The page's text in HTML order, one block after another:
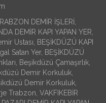
DEMİR İŞLERİ,
DEMİR KAPI YAPAN YER,
Ustası, BEŞİKDÜZÜ KAPI
Satan Yer, BEŞİKDÜZÜ
Beşikdüzü Çamaşırlık,
Demir Korkuluk,
Demir Korkuluk,
Trabzon, VAKFIKEBİR